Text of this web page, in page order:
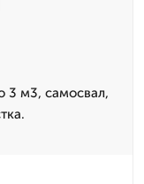
3 м3, самосвал,